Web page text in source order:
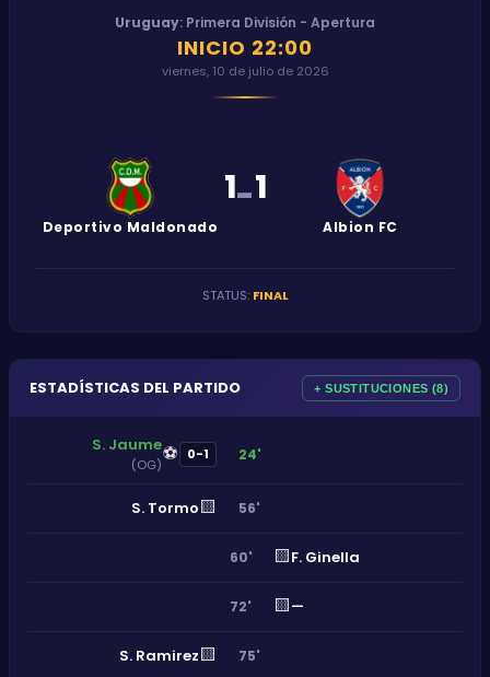
Uruguay: Primera División - Apertura
INICIO 22:00
viernes, 10 de julio de 2026
Deportivo Maldonado
1-1
Albion FC
STATUS: FINAL
ESTADÍSTICAS DEL PARTIDO + SUSTITUCIONES (8)
S. Jaume
(OG)⚽ 0-1 24'
S. Tormo🟨 56'
60' 🟨F. Ginella
72' 🟨—
S. Ramirez🟨 75'